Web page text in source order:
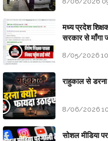
मध्य प्रदेश
सरकार से माँगा
8/05/2026
राहुकाल से डरना
8/06/2026
सोशल मीडिया